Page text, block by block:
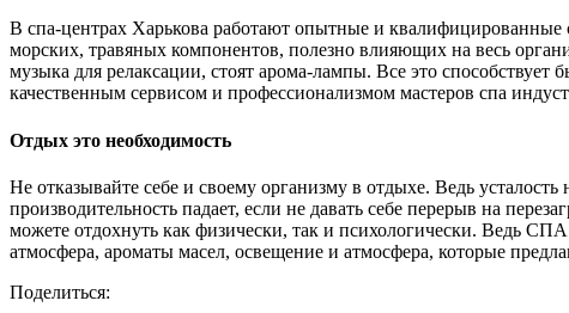
В спа-центрах Харькова работают опытные и квалифицированные
морских, травяных компонентов, полезно влияющих на весь
музыка для релаксации, стоят арома-лампы. Все это
качественным сервисом и профессионализмом мастеров спа
Отдых это необходимость
Не отказывайте себе и своему организму в отдыхе. Ведь
производительность падает, если не давать себе перерыв на
можете отдохнуть как физически, так и психологически. Ведь
атмосфера, ароматы масел, освещение и атмосфера, которые
Поделиться: